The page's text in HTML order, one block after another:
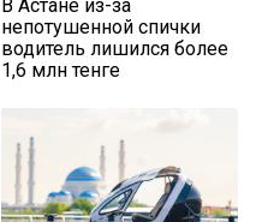
В Астане из-за
непотушенной спички
водитель лишился более
1,6 млн тенге